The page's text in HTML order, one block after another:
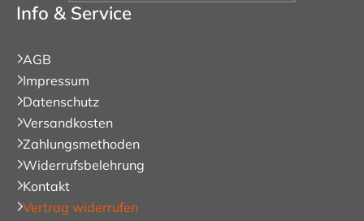
Info & Service
AGB
Impressum
Datenschutz
Versandkosten
Zahlungsmethoden
Widerrufsbelehrung
Kontakt
Vertrag widerrufen